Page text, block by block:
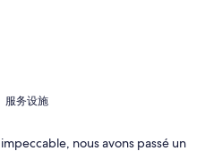
enough. Waking up with a 360
is a very special experience. It
beautifully packaged in a
yougurt, as if a magical
magical. Indeed, the
chances of seeing the Northern
If you are looking for a more
I would strongly encourage
服务设施
nous avons passé un